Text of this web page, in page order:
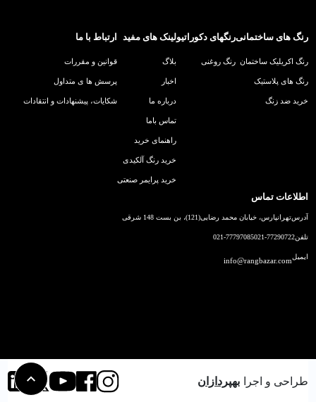
رنگ های ساختمانی
رنگ اکریلیک ساختمان
رنگ های پلاستیک
خرید ضد زنگ
رنگهای دکوراتیو
رنگ روغنی
لینک های مفید
بلاگ
اخبار
درباره ما
تماس باما
راهنمای خرید
خرید رنگ آلکیدی
خرید پرایمر صنعتی
ارتباط با ما
قوانین و مقررات
پرسش ها ی متداول
شکایات، پیشنهادات و انتقادات
اطلاعات تماس
آدرستهرانپارس، خیابان محمد رضایی(121)، بن بست 148 شرقی
تلفن021-77290722
021-77797085
ایمیلinfo@rangbazar.com
طراحی و اجرا بهپردازان